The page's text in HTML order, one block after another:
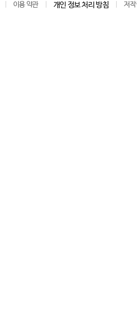
이용 약관 개인 정보 처리 방침 저